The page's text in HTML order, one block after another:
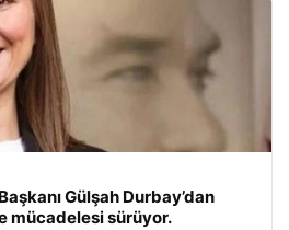
Gülşah Durbay’dan
mücadelesi sürüyor.